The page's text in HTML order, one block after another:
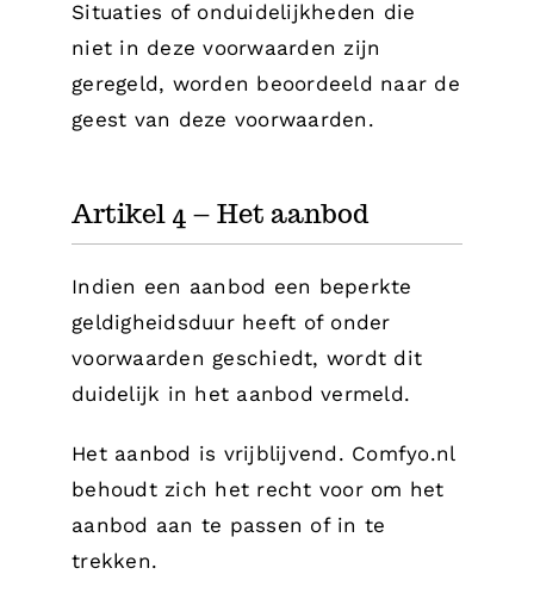
Situaties of onduidelijkheden die
niet in deze voorwaarden zijn
geregeld, worden beoordeeld naar de
geest van deze voorwaarden.
Artikel 4 – Het aanbod
Indien een aanbod een beperkte
geldigheidsduur heeft of onder
voorwaarden geschiedt, wordt dit
duidelijk in het aanbod vermeld.
Het aanbod is vrijblijvend. Comfyo.nl
behoudt zich het recht voor om het
aanbod aan te passen of in te
trekken.